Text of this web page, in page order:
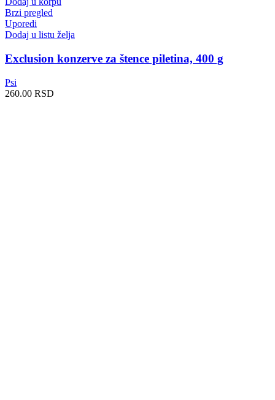
Brzi pregled
Uporedi
Dodaj u listu želja
Exclusion konzerve za štence piletina, 400 g
Psi
260.00 RSD